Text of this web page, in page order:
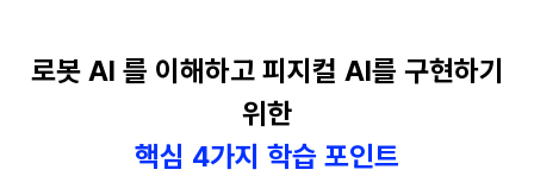
로봇 AI 를 이해하고 피지컬 AI를 구현하기
위한
핵심 4가지 학습 포인트